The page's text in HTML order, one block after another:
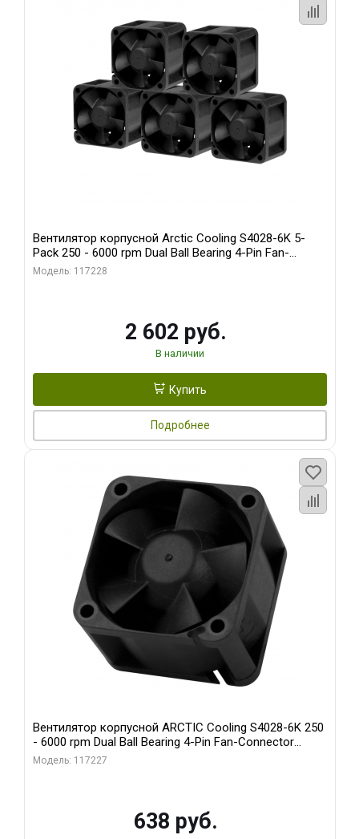
Вентилятор корпусной Arctic Cooling S4028-6K 5-
Pack 250 - 6000 rpm Dual Ball Bearing 4-Pin Fan-
Connector (ACFAN00273A)
Модель: 117228
2 602 руб.
В наличии
Купить
Подробнее
Вентилятор корпусной ARCTIC Cooling S4028-6K 250
- 6000 rpm Dual Ball Bearing 4-Pin Fan-Connector
(ACFAN00185A)
Модель: 117227
638 руб.